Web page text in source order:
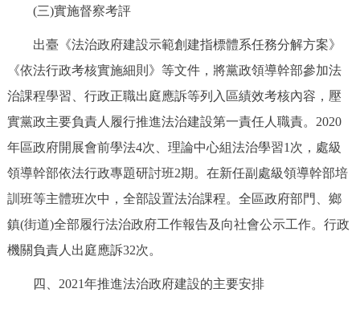
(三)實施督察考評
出臺《法治政府建設示範創建指標體系任務分解方案》
《依法行政考核實施細則》等文件，將黨政領導幹部參加法
治課程學習、行政正職出庭應訴等列入區績效考核內容，壓
實黨政主要負責人履行推進法治建設第一責任人職責。2020
年區政府開展會前學法4次、理論中心組法治學習1次，處級
領導幹部依法行政專題研討班2期。在新任副處級領導幹部培
訓班等主體班次中，全部設置法治課程。全區政府部門、鄉
鎮(街道)全部履行法治政府工作報告及向社會公示工作。行政
機關負責人出庭應訴32次。
四、2021年推進法治政府建設的主要安排